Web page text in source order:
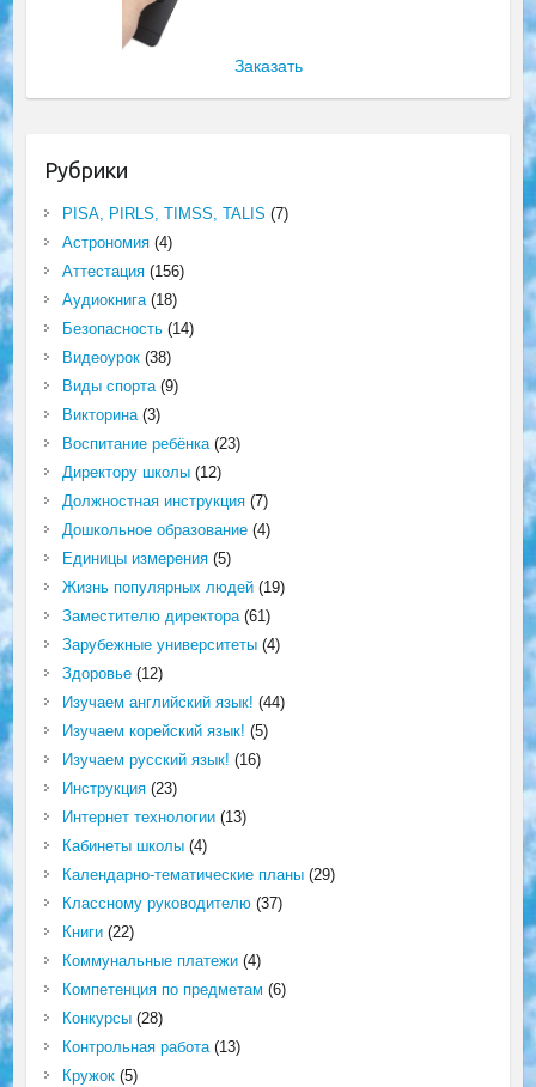
Заказать
Рубрики
PISA, PIRLS, TIMSS, TALIS (7)
Астрономия(4)
Аттестация(156)
Аудиокнига(18)
Безопасность(14)
Видеоурок(38)
Виды спорта(9)
Викторина(3)
Воспитание ребёнка(23)
Директору школы(12)
Должностная инструкция(7)
Дошкольное образование(4)
Единицы измерения(5)
Жизнь популярных людей(19)
Заместителю директора(61)
Зарубежные университеты(4)
Здоровье(12)
Изучаем английский язык! (44)
Изучаем корейский язык! (5)
Изучаем русский язык! (16)
Инструкция(23)
Интернет технологии(13)
Кабинеты школы(4)
Календарно-тематические планы(29)
Классному руководителю(37)
Книги(22)
Коммунальные платежи(4)
Компетенция по предметам (6)
Конкурсы(28)
Контрольная работа(13)
Кружок(5)